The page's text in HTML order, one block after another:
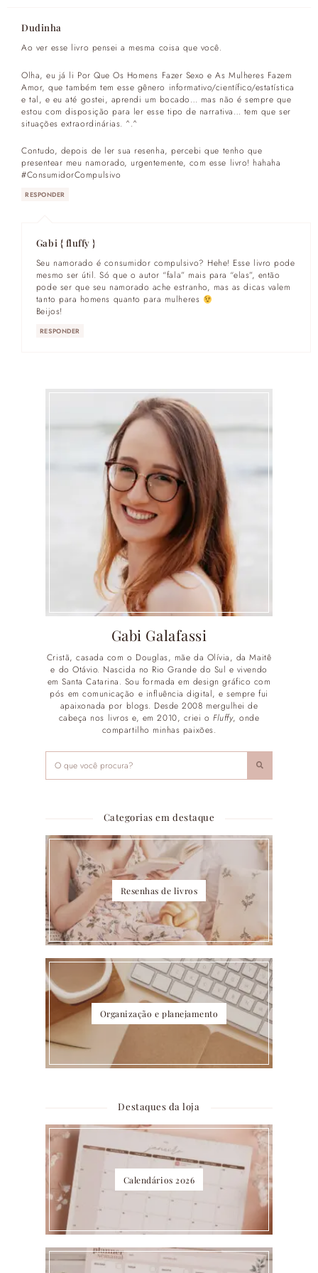
Dudinha
Ao ver esse livro pensei a mesma coisa que você.
Olha, eu já li Por Que Os Homens Fazer Sexo e As Mulheres Fazem
Amor, que também tem esse gênero informativo/científico/estatística
e tal, e eu até gostei, aprendi um bocado… mas não é sempre que
estou com disposição para ler esse tipo de narrativa… tem que ser
situações extraordinárias. ^.^
Contudo, depois de ler sua resenha, percebi que tenho que
presentear meu namorado, urgentemente, com esse livro! hahaha
#ConsumidorCompulsivo
RESPONDER
Gabi { fluffy }
Seu namorado é consumidor compulsivo? Hehe! Esse livro pode
mesmo ser útil. Só que o autor “fala” mais para “elas”, então
pode ser que seu namorado ache estranho, mas as dicas valem
tanto para homens quanto para mulheres
Beijos!
RESPONDER
Gabi Galafassi
Cristã, casada com o Douglas, mãe da Olívia, da Maitê
e do Otávio. Nascida no Rio Grande do Sul e vivendo
em Santa Catarina. Sou formada em design gráfico com
pós em comunicação e influência digital, e sempre fui
apaixonada por blogs. Desde 2008 mergulhei de
cabeça nos livros e, em 2010, criei o Fluffy, onde
compartilho minhas paixões.
Categorias em destaque
Resenhas de livros
Organização e planejamento
Destaques da loja
Calendários 2026